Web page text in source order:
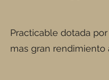
Practicable dotada
mas gran rendimiento